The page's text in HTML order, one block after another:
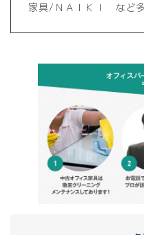
家具/ＮＡＩＫＩ など